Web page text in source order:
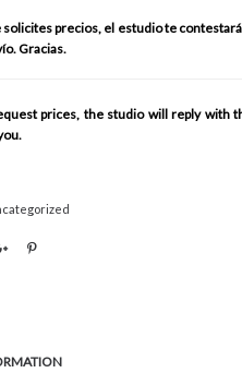
solicites precios, el estudio te
Gracias.
prices, the studio will reply with